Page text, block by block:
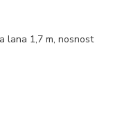
lana 1,7 m, nosnost